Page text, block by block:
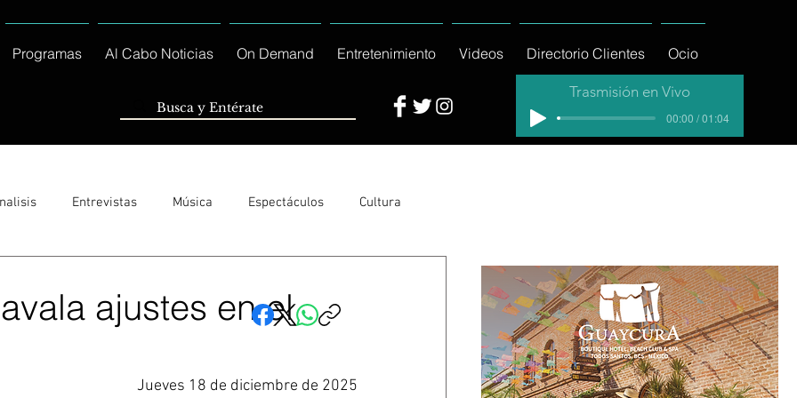
Programas Al Cabo Noticias On Demand Entretenimiento Videos Directorio Clientes Ocio
Trasmisión en Vivo
00:00 / 01:04
Entrevistas Música Espectáculos Cultura
ajustes en el
Jueves 18 de diciembre de 2025